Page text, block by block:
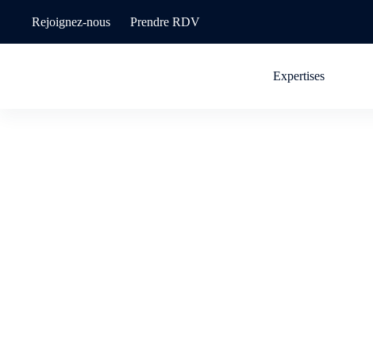
Rejoignez-nous Prendre RDV
Expertises